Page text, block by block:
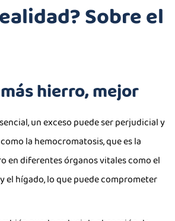
Sobre el
hierro, mejor
un exceso puede ser perjudicial y
la hemocromatosis, que es la
en diferentes órganos vitales como el
el hígado, lo que puede comprometer